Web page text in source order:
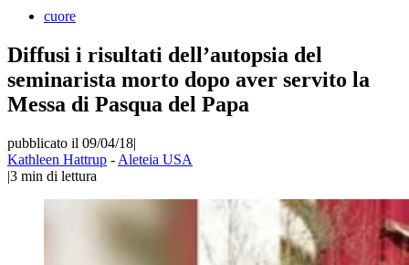
cuore
Diffusi i risultati dell’autopsia del
seminarista morto dopo aver servito la
Messa di Pasqua del Papa
pubblicato il 09/04/18|
Kathleen Hattrup - Aleteia USA
|3 min di lettura